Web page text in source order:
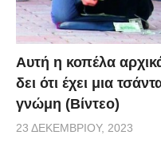
Αυτή η κοπέλα
δει ότι έχει μια
γνώμη (Βίντεο)
23 ΔΕΚΕΜΒΡΊΟΥ, 2023